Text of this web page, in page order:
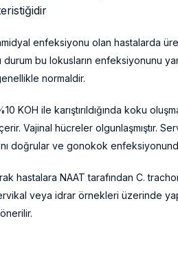
enfeksiyonu olan hastalarda
bu lokusların enfeksiyonunu
normaldir.
KOH ile karıştırıldığında koku
Vajinal hücreler olgunlaşmıştır.
doğrular ve gonokok
hastalara NAAT tarafından C.
veya idrar örnekleri üzerinde